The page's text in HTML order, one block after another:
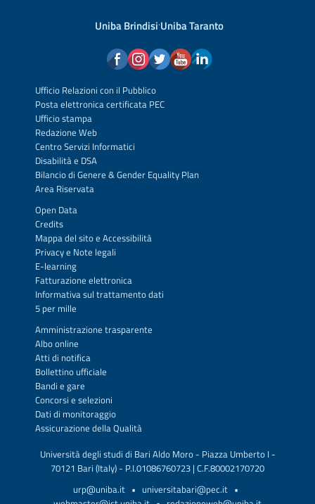
Uniba Brindisi·Uniba Taranto
Ufficio Relazioni con il Pubblico
Posta elettronica certificata PEC
Ufficio stampa
Redazione Web
Centro Servizi Informatici
Disabilità e DSA
Bilancio di Genere & Gender Equality Plan
Area Riservata
Open Data
Credits
Mappa del sitoe Accessibilità
Privacye Note legali
E-learning
Fatturazione elettronica
Informativa sul trattamento dati
5 per mille
Amministrazione trasparente
Albo online
Atti di notifica
Bollettino ufficiale
Bandi e gare
Concorsi e selezioni
Dati di monitoraggio
Assicurazione della Qualità
Università degli studi di Bari Aldo Moro - Piazza Umberto I -
70121 Bari (Italy) - P.I.01086760723 | C.F.80002170720
urp@uniba.it• universitabari@pec.it•